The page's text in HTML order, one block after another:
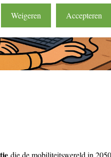
die de mobiliteitswereld in
Weigeren Accepteren